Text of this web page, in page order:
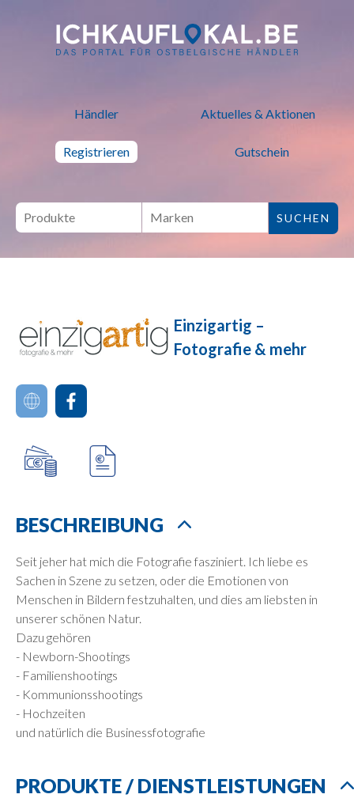
ich kauf lokal - Bei lokalen
Händler Aktuelles & Aktionen
Registrieren Gutschein
Einzigartig –
Fotografie & mehr
BESCHREIBUNG
Seit jeher hat mich die Fotografie fasziniert. Ich liebe es
Sachen in Szene zu setzen, oder die Emotionen von
Menschen in Bildern festzuhalten, und dies am liebsten in
unserer schönen Natur.
Dazu gehören
- Newborn-Shootings
- Familienshootings
- Kommunionsshootings
- Hochzeiten
und natürlich die Businessfotografie
PRODUKTE / DIENSTLEISTUNGEN